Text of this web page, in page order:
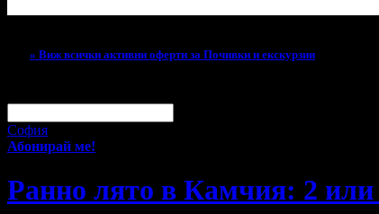
» Виж всички активни оферти за Почивки и екскурзии
София
Абонирай ме!
Ранно лято в Камчия: 2